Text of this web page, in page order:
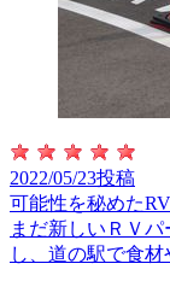
2022/05/23投稿
可能性を秘めた
まだ新しいＲＶ
し、道の駅で食